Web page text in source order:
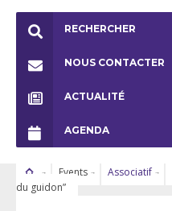
RECHERCHER
NOUS CONTACTER
ACTUALITÉ
AGENDA
Events Associatif
du guidon”